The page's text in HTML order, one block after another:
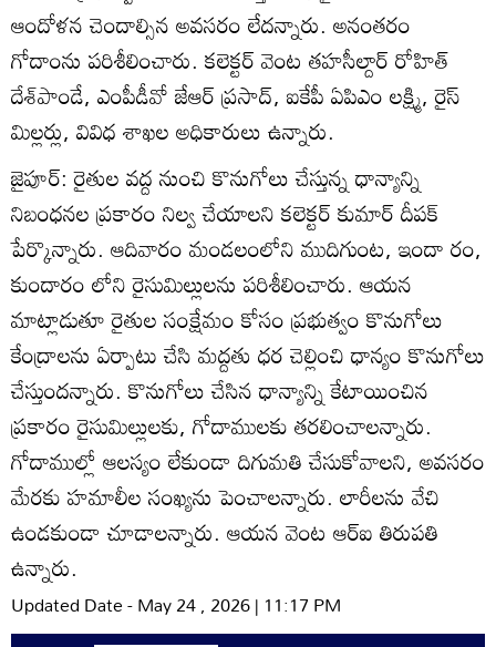
ఆందోళన చెందాల్సిన అవసరం లేదన్నారు. అనంతరం
గోదాంను పరిశీలించారు. కలెక్టర్‌ వెంట తహసీల్దార్‌ రోహిత్‌
దేశ్‌పాండే, ఎంపీడీవో జేఆర్‌ ప్రసాద్‌, ఐకేపీ ఏపిఎం లక్ష్మి, రైస్‌
మిల్లర్లు, వివిధ శాఖల అధికారులు ఉన్నారు.
జైపూర్‌: రైతుల వద్ద నుంచి కొనుగోలు చేస్తున్న ధాన్యాన్ని
నిబంధనల ప్రకారం నిల్వ చేయాలని కలెక్టర్‌ కుమార్‌ దీపక్‌
పేర్కొన్నారు. ఆదివారం మండలంలోని ముదిగుంట, ఇందా రం,
కుందారం లోని రైసుమిల్లులను పరిశీలించారు. ఆయన
మాట్లాడుతూ రైతుల సంక్షేమం కోసం ప్రభుత్వం కొనుగోలు
కేంద్రాలను ఏర్పాటు చేసి మద్దతు ధర చెల్లించి ధాన్యం కొనుగోలు
చేస్తుందన్నారు. కొనుగోలు చేసిన ధాన్యాన్ని కేటాయించిన
ప్రకారం రైసుమిల్లులకు, గోదాములకు తరలించాలన్నారు.
గోదాముల్లో ఆలస్యం లేకుండా దిగుమతి చేసుకోవాలని, అవసరం
మేరకు హమాలీల సంఖ్యను పెంచాలన్నారు. లారీలను వేచి
ఉండకుండా చూడాలన్నారు. ఆయన వెంట ఆర్‌ఐ తిరుపతి
ఉన్నారు.
Updated Date - May 24 , 2026 | 11:17 PM